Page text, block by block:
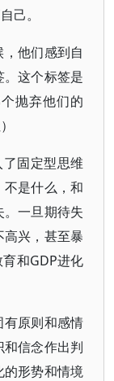
己。
他们感到自
这个标签是
抛弃他们的
固定型思维
是什么，和
一旦期待失
兴，甚至暴
和GDP进化
有原则和感情
信念作出判
形势和情境